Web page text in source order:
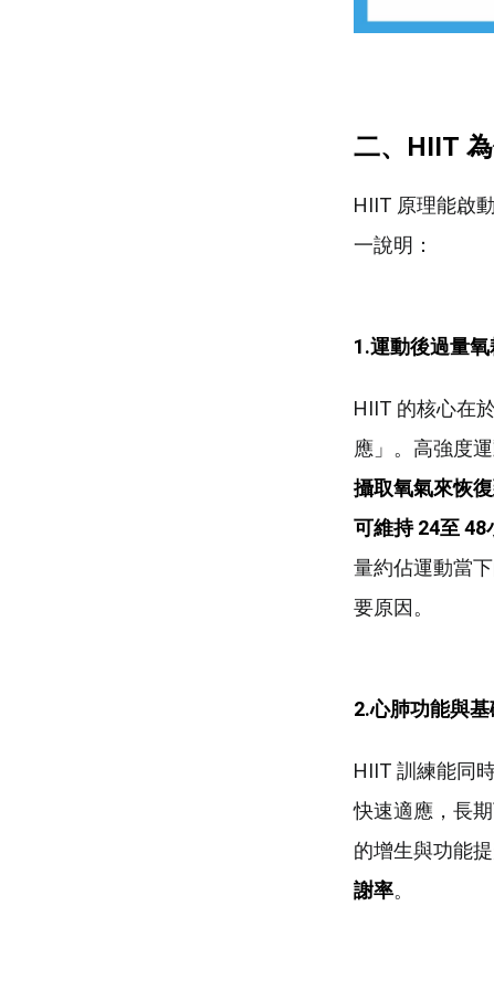
二、HIIT
HIIT 原理能啟
一說明：
1.運動後過量氧
HIIT 的核心在
應」。高強度
攝取氧氣來恢
可維持 24至 48
量約佔運動當
要原因。
2.心肺功能與
HIIT 訓練能同
快速適應，長
的增生與功能
謝率。